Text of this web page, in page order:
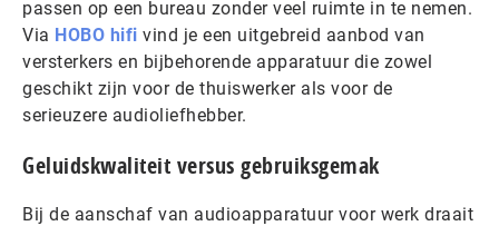
passen op een bureau zonder veel ruimte in te nemen.
Via HOBO hifi vind je een uitgebreid aanbod van
versterkers en bijbehorende apparatuur die zowel
geschikt zijn voor de thuiswerker als voor de
serieuzere audioliefhebber.
Geluidskwaliteit versus gebruiksgemak
Bij de aanschaf van audioapparatuur voor werk draait